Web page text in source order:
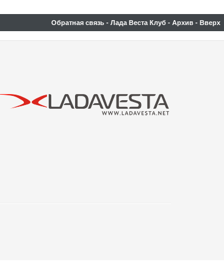
Обратная связь - Лада Веста Клуб - Архив - Вверх